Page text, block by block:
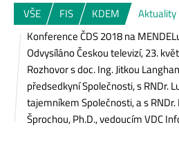
VŠE FIS KDEM
Aktuality
Konference ČDS 2018 na
Odvysíláno Českou televizí, 23.
Rozhovor s doc. Ing. Jitkou
předsedkyní Společnosti, s RNDr.
tajemníkem Společnosti, a s
Šprochou, Ph.D., vedoucím VDC